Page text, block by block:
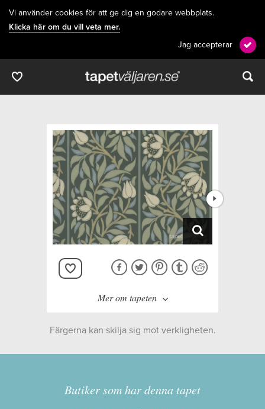
Vi använder cookies för att ge dig en godare webbplats.
Klicka här om du vill veta mer.
Jag accepterar
Mer om tapeten
Kollektion:
Morris & Co x The
Färgerna kan skilja sig mot verkligheten.
Butiker som har denna tapet